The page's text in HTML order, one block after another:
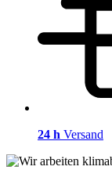
24 h Versand